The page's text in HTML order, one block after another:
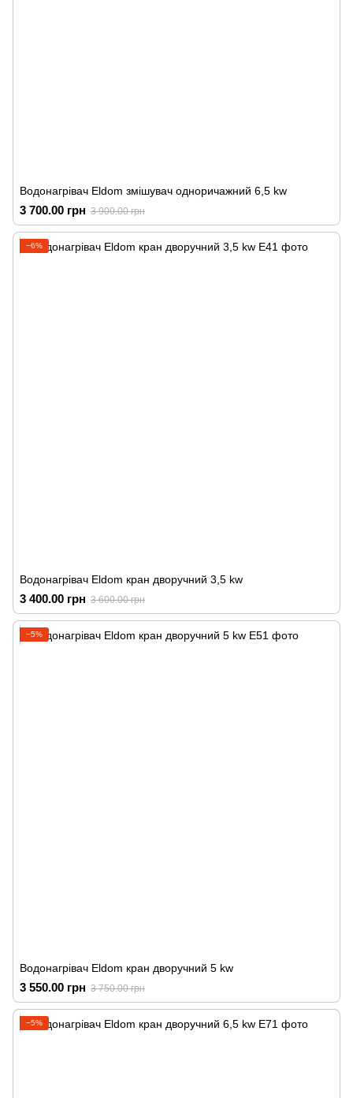
Водонагрівач Eldom змішувач одноричажний 6,5 kw
3 700.00 грн 3 900.00 грн
−6%
Водонагрівач Eldom кран дворучний 3,5 kw
3 400.00 грн 3 600.00 грн
−5%
Водонагрівач Eldom кран дворучний 5 kw
3 550.00 грн 3 750.00 грн
−5%